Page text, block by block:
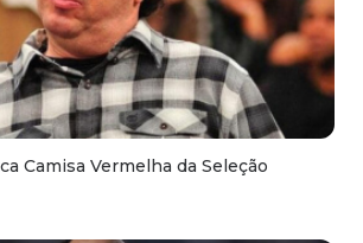
Camisa Vermelha da Seleção